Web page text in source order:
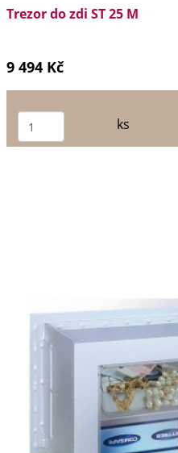
Trezor do zdi ST 25 M
9 494 Kč
ks